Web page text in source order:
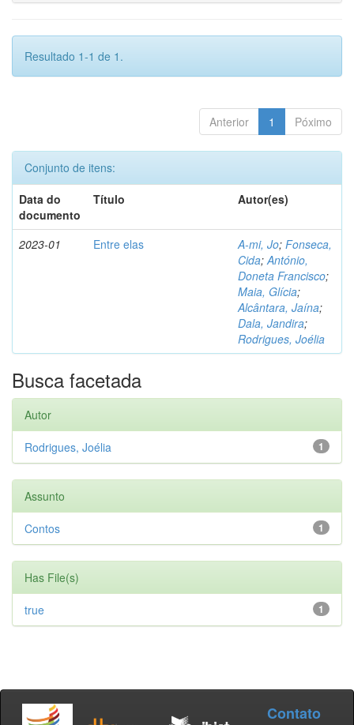
Resultado 1-1 de 1.
Anterior 1 Póximo
Conjunto de itens:
Data do
documento
Título Autor(es)
2023-01 Entre elas A-mi, Jo; Fonseca,
Cida;António,
Doneta Francisco;
Maia, Glícia;
Alcântara, Jaína;
Dala, Jandira;
Rodrigues, Joélia
Busca facetada
Autor
1
Rodrigues, Joélia
Assunto
1
Contos
Has File(s)
1
true
Contato